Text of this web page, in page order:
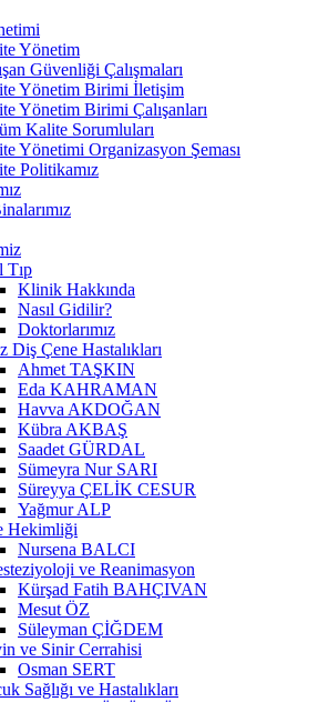
Yönetim
Güvenliği Çalışmaları
Yönetim Birimi İletişim
Yönetim Birimi Çalışanları
Kalite Sorumluları
Yönetimi Organizasyon Şeması
Politikamız
Tıp
Klinik Hakkında
Nasıl Gidilir?
Doktorlarımız
Diş Çene Hastalıkları
Ahmet TAŞKIN
Eda KAHRAMAN
Havva AKDOĞAN
Kübra AKBAŞ
Saadet GÜRDAL
Sümeyra Nur SARI
Süreyya ÇELİK CESUR
Yağmur ALP
Hekimliği
Nursena BALCI
ve Reanimasyon
Kürşad Fatih BAHÇIVAN
Mesut ÖZ
Süleyman ÇİĞDEM
ve Sinir Cerrahisi
Osman SERT
Sağlığı ve Hastalıkları